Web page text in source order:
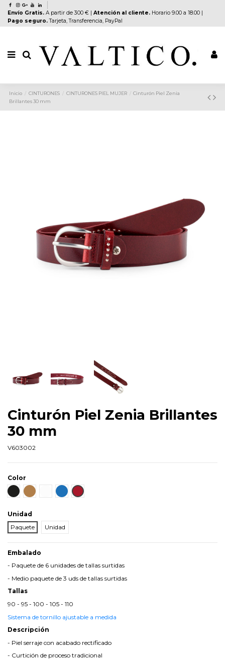
Envío Gratis. A partir de 300 € | Atención al cliente. Horario 9.00 a 18.00 |
Pago seguro.Tarjeta, Transferencia, PayPal
Inicio CINTURONES CINTURONES PIEL MUJER
Cinturón Piel Zenia
Brillantes 30 mm
Cinturón Piel Zenia Brillantes
30 mm
V603002
Color
Negro
Cuero Blanco Azul Burdeos
Unidad
Paquete
Unidad
Embalado
- Paquete de 6 unidades de tallas surtidas
- Medio paquete de 3 uds de tallas surtidas
Tallas
90 - 95 - 100 - 105 - 110
Sistema de tornillo ajustable a medida
Descripción
- Piel serraje con acabado rectificado
- Curtición de proceso tradicional